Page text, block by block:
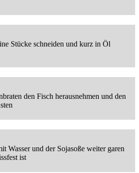
Stücke schneiden und kurz in Öl
den Fisch herausnehmen und den
Wasser und der Sojasoße weiter garen
ist